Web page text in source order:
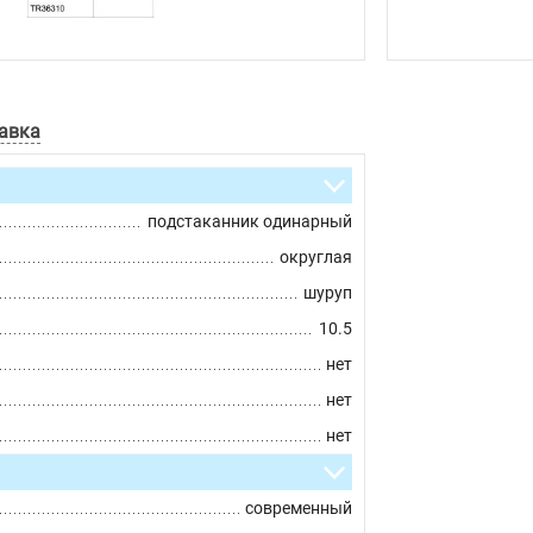
подстаканник одинарный
округлая
шуруп
10.5
нет
нет
нет
современный